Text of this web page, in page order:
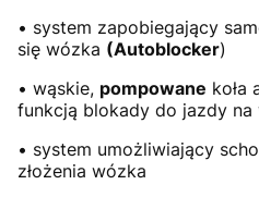
• system zapobiegający
się wózka (Autoblocker)
• wąskie, pompowane koła
funkcją blokady do jazdy na
• system umożliwiający
złożenia wózka